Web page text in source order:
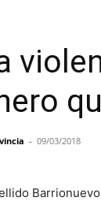
- 09/03/2018